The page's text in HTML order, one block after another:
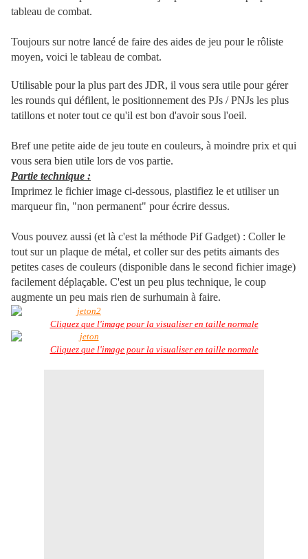
tableau de combat.
Toujours sur notre lancé de faire des aides de jeu pour le rôliste
moyen, voici le tableau de combat.
Utilisable pour la plus part des JDR, il vous sera utile pour gérer
les rounds qui défilent, le positionnement des PJs / PNJs les plus
tatillons et noter tout ce qu'il est bon d'avoir sous l'oeil.
Bref une petite aide de jeu toute en couleurs, à moindre prix et qui
vous sera bien utile lors de vos partie.
Partie technique :
Imprimez le fichier image ci-dessous, plastifiez le et utiliser un
marqueur fin, "non permanent" pour écrire dessus.
Vous pouvez aussi (et là c'est la méthode Pif Gadget) : Coller le
tout sur un plaque de métal, et coller sur des petits aimants des
petites cases de couleurs (disponible dans le second fichier image)
facilement déplaçable. C'est un peu plus technique, le coup
augmente un peu mais rien de surhumain à faire.
Cliquez que l'image pour la visualiser en taille normale
Cliquez que l'image pour la visualiser en taille normale